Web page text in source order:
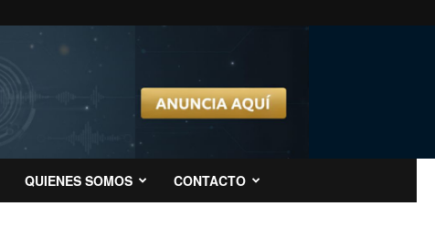
QUIENES SOMOS CONTACTO